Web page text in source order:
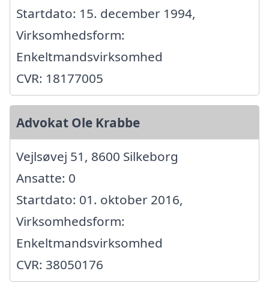
Startdato: 15. december 1994,
Virksomhedsform:
Enkeltmandsvirksomhed
CVR: 18177005
Advokat Ole Krabbe
Vejlsøvej 51, 8600 Silkeborg
Ansatte: 0
Startdato: 01. oktober 2016,
Virksomhedsform:
Enkeltmandsvirksomhed
CVR: 38050176